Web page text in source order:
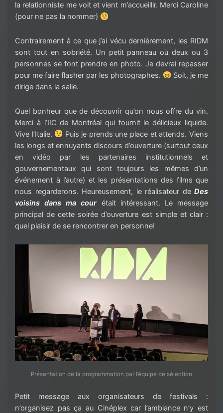
la relationniste me voit et vient m’accueillir. Merci Caroline
(pour ne pas la nommer)
Contrairement à ce que j’ai vécu dernièrement, les RIDM
sont tout en sobriété. Un petit panneau où deux ou 3
personnes se font prendre en photo. Je devrai repasser
pour me faire flasher par les photographes.
Soit, je me
dirige dans la salle.
Quel bonheur que de découvrir qu’on nous offre du vin.
Merci à l’IIC de Montréal qui fournit le délicieux liquide.
Vive l’Italie.
Puis je prends une place et attends. Viens
les longs et ennuyants discours d’ouverture (surtout ceux
en vidéo par les partenaires institutionnels et
gouvernementaux qui sont toujours les mêmes d’un
événement à l’autre) et les présentations des films que
nous regarderons. Heureusement, le réalisateur de Des
voisins dans ma cour était intéressant. Le message
principal de cette soirée d’ouverture est simple et clair :
quel plaisir de se rencontrer en personne!
Présentation de la programmation par l’équipe de sélection
Petit message aux organisateurs de festivals :
n’organisez pas ça au Cinéplex car l’ambiance n’y est